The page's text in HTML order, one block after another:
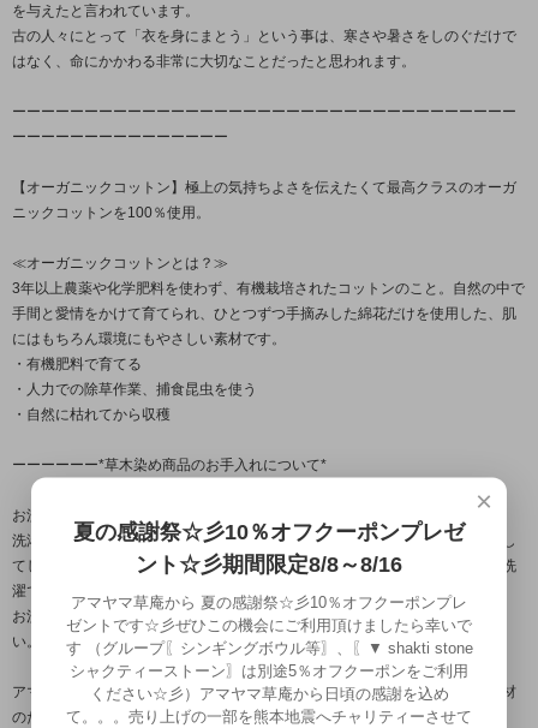
を与えたと言われています。
古の人々にとって「衣を身にまとう」という事は、寒さや暑さをしのぐだけで
はなく、命にかかわる非常に大切なことだったと思われます。
ーーーーーーーーーーーーーーーーーーーーーーーーーーーーーーーーーーー
ーーーーーーーーーーーーーーー
【オーガニックコットン】極上の気持ちよさを伝えたくて最高クラスのオーガ
ニックコットンを100％使用。
≪オーガニックコットンとは？≫
3年以上農薬や化学肥料を使わず、有機栽培されたコットンのこと。自然の中で
手間と愛情をかけて育てられ、ひとつずつ手摘みした綿花だけを使用した、肌
にはもちろん環境にもやさしい素材です。
・有機肥料で育てる
・人力での除草作業、捕食昆虫を使う
・自然に枯れてから収穫
ーーーーーー*草木染め商品のお手入れについて*
お洗濯は弱酸性の石鹸洗剤をご利用ください。手洗いが一番長持ちしますが、
洗濯機ネットでも可能です。※市販の洗剤で洗濯機洗いですとすぐに色落ちし
てしまう恐れがありますのでご注意ください。体に優しく地球にやさしいお洗
濯でお願いいたします。
お洗濯後は、日陰干しで乾燥させてください。乾燥機は使用しないでくださ
い。衣服を傷める恐れがあります。
アマヤマ草庵の草木染めはすべてが手作業、ノーケミカル、すべてが天然素材
のため色の変化が起こることがあります。
×
夏の感謝祭☆彡10％オフクーポンプレゼ
ント☆彡期間限定8/8～8/16
アマヤマ草庵から 夏の感謝祭☆彡10％オフクーポンプレ
ゼントです☆彡ぜひこの機会にご利用頂けましたら幸いで
す （グループ〖シンギングボウル等〗、〖▼ shakti stone
シャクティーストーン〗は別途5％オフクーポンをご利用
ください☆彡）アマヤマ草庵から日頃の感謝を込め
て。。。売り上げの一部を熊本地震へチャリティーさせて